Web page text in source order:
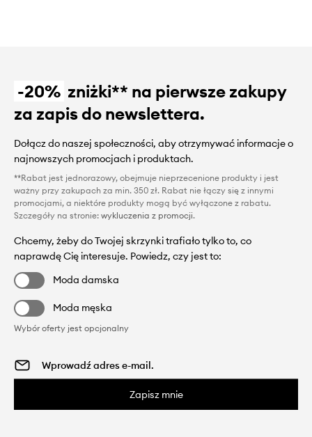
-20% zniżki** na pierwsze zakupy
za zapis do newslettera.
Dołącz do naszej społeczności, aby otrzymywać informacje o
najnowszych promocjach i produktach.
**Rabat jest jednorazowy, obejmuje nieprzecenione produkty i jest
ważny przy zakupach za min. 350 zł. Rabat nie łączy się z innymi
promocjami, a niektóre produkty mogą być wyłączone z rabatu.
Szczegóły na stronie: wykluczenia z promocji.
Chcemy, żeby do Twojej skrzynki trafiało tylko to, co
naprawdę Cię interesuje. Powiedz, czy jest to:
Moda damska
Moda męska
Wybór oferty jest opcjonalny
Zapisz mnie